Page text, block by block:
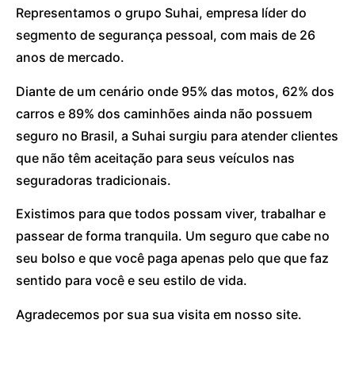
Representamos o grupo Suhai, empresa líder do
segmento de segurança pessoal, com mais de 26
anos de mercado.
Diante de um cenário onde 95% das motos, 62% dos
carros e 89% dos caminhões ainda não possuem
seguro no Brasil, a Suhai surgiu para atender clientes
que não têm aceitação para seus veículos nas
seguradoras tradicionais.
Existimos para que todos possam viver, trabalhar e
passear de forma tranquila. Um seguro que cabe no
seu bolso e que você paga apenas pelo que que faz
sentido para você e seu estilo de vida.
Agradecemos por sua sua visita em nosso site.